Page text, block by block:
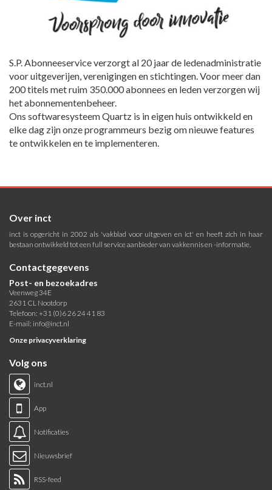
S.P. Abonneeservice verzorgt al 20 jaar de ledenadministratie
voor uitgeverijen, verenigingen en stichtingen. Voor meer dan
200 titels met ruim 350.000 abonnees en leden verzorgen wij
het abonnementenbeheer.
Ons softwaresysteem Quartz is in eigen huis ontwikkeld en
elke dag zijn onze programmeurs bezig om nieuwe features
te ontwikkelen en te implementeren.
Over inct
inct is opgericht in 2002 als 'vakblad voor uitgeven en ict' en heeft zich in haar
bestaan ontwikkeld tot een full service aanbieder van vakkennis en -informatie.
Contactgegevens
Post- en bezoekadres
Veenweg 34E
2631 CL Nootdorp
Telefoon: +31 (0)6 26 24 41 83
E-mail: info@inct.nl
Onze privacyverklaring
Volg ons
inct.nl
App
Notificaties
Nieuwsbrief
RSS-feed